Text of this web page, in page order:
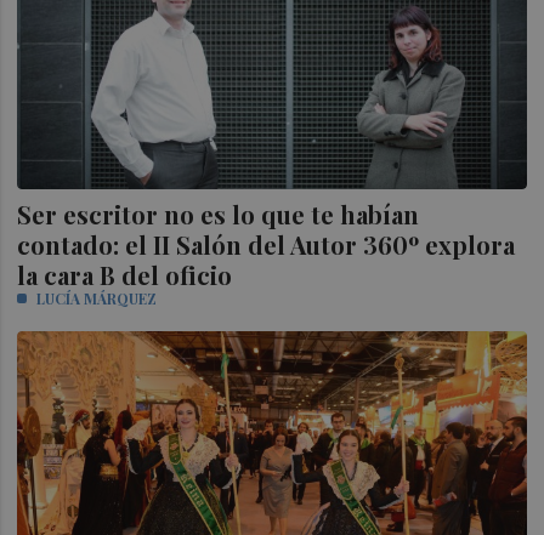
Ser escritor no es lo que te habían
contado: el II Salón del Autor 360º explora
la cara B del oficio
LUCÍA MÁRQUEZ